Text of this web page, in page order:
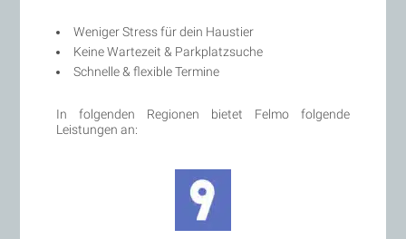
Weniger Stress für dein Haustier
Keine Wartezeit & Parkplatzsuche
Schnelle & flexible Termine
In folgenden Regionen bietet Felmo folgende
Leistungen an: